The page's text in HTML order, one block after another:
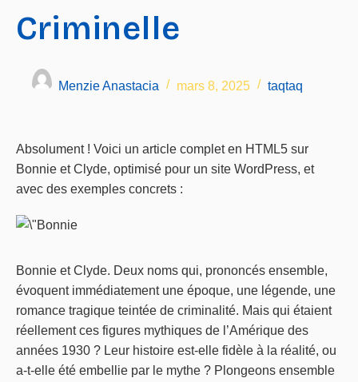
Criminelle
Menzie Anastacia mars 8, 2025 taqtaq
Absolument ! Voici un article complet en HTML5 sur
Bonnie et Clyde, optimisé pour un site WordPress, et
avec des exemples concrets :
Bonnie et Clyde. Deux noms qui, prononcés ensemble,
évoquent immédiatement une époque, une légende, une
romance tragique teintée de criminalité. Mais qui étaient
réellement ces figures mythiques de l’Amérique des
années 1930 ? Leur histoire est-elle fidèle à la réalité, ou
a-t-elle été embellie par le mythe ? Plongeons ensemble